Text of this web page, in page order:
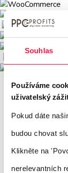
Souhlas
Používáme
uživatelský
Pokud dáte
budou chovat
Klikněte na
nerelevantních